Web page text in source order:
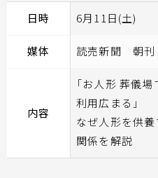
日時 6月11日(土)
媒体 読売新聞 朝
内容
「お人形 葬儀
利用広まる」
なぜ人形を供養
関係を解説